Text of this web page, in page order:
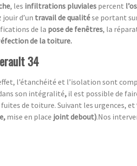
, les infiltrations pluviales percent
jouir d’un travail de qualitése portant
de la pose de fenêtres, la
éfection de la toiture.
34
l’étanchéité et l’isolation sont
son intégralité, il est possible de
de toiture. Suivant les urgences, et
mise en place joint debout).Nos